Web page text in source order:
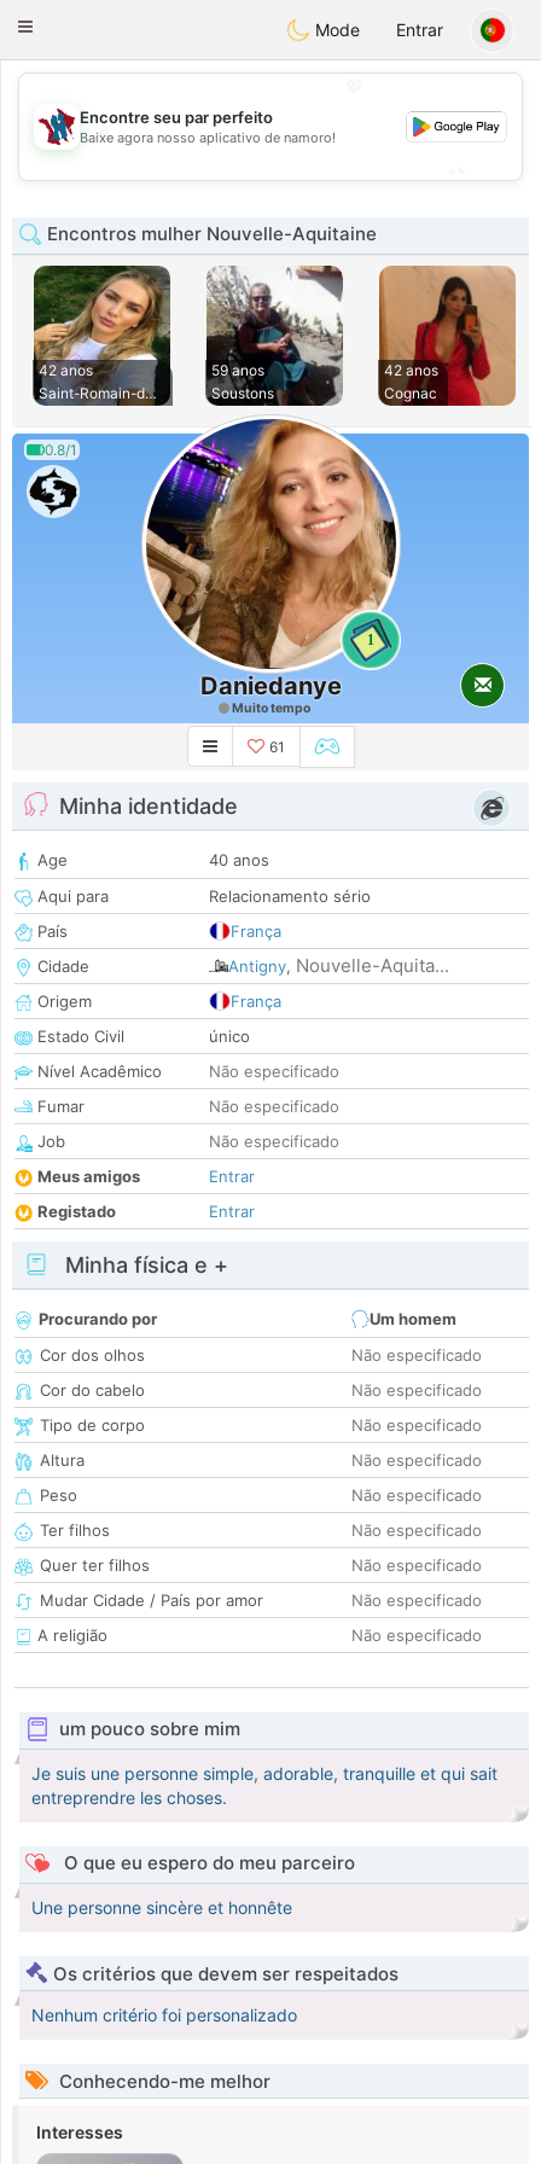
Taimerais
Toggle
Mode Entrar
💖
💕
Encontre seu par perfeito
Baixe agora nosso aplicativo de namoro!
Encontros mulher Nouvelle-Aquitaine
42 anos
Saint-Romain-de-Be
59 anos
Soustons
42 anos
Cognac
0.8/1
1
Daniedanye
Muito tempo
61
Minha identidade
Age
40 anos
Aqui para
Relacionamento sério
País
França
Cidade
Antigny, Nouvelle-Aquita...
Origem
França
Estado Civil
único
Nível Acadêmico
Não especificado
Fumar
Não especificado
Job
Não especificado
Meus amigos
Entrar
Registado
Entrar
Minha física e +
Procurando por
Um homem
Cor dos olhos
Não especificado
Cor do cabelo
Não especificado
Tipo de corpo
Não especificado
Altura
Não especificado
Peso
Não especificado
Ter filhos
Não especificado
Quer ter filhos
Não especificado
Mudar Cidade / País por amor
Não especificado
A religião
Não especificado
um pouco sobre mim
Je suis une personne simple, adorable, tranquille et qui sait
entreprendre les choses.
O que eu espero do meu parceiro
Une personne sincère et honnête
Os critérios que devem ser respeitados
Nenhum critério foi personalizado
Conhecendo-me melhor
Interesses